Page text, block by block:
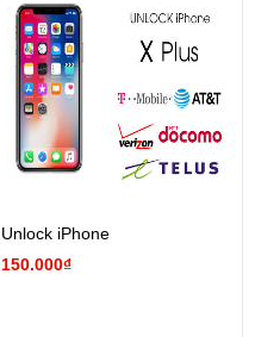
Unlock iPhone
150.000₫